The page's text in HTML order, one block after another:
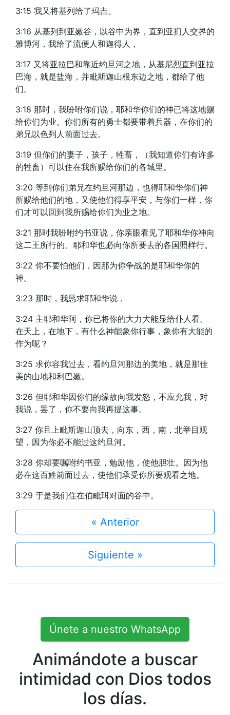
3:15 我又将基列给了玛吉。
3:16 从基列到亚嫩谷，以谷中为界，直到亚扪人交界的
雅博河，我给了流便人和迦得人，
3:17 又将亚拉巴和靠近约旦河之地，从基尼烈直到亚拉
巴海，就是盐海，并毗斯迦山根东边之地，都给了他
们。
3:18 那时，我吩咐你们说，耶和华你们的神已将这地赐
给你们为业。你们所有的勇士都要带着兵器，在你们的
弟兄以色列人前面过去。
3:19 但你们的妻子，孩子，牲畜，（我知道你们有许多
的牲畜）可以住在我所赐给你们的各城里。
3:20 等到你们弟兄在约旦河那边，也得耶和华你们神
所赐给他们的地，又使他们得享平安，与你们一样，你
们才可以回到我所赐给你们为业之地。
3:21 那时我吩咐约书亚说，你亲眼看见了耶和华你神向
这二王所行的。耶和华也必向你所要去的各国照样行。
3:22 你不要怕他们，因那为你争战的是耶和华你的
神。
3:23 那时，我恳求耶和华说，
3:24 主耶和华阿，你已将你的大力大能显给仆人看。
在天上，在地下，有什么神能象你行事，象你有大能的
作为呢？
3:25 求你容我过去，看约旦河那边的美地，就是那佳
美的山地和利巴嫩。
3:26 但耶和华因你们的缘故向我发怒，不应允我，对
我说，罢了，你不要向我再提这事。
3:27 你且上毗斯迦山顶去，向东，西，南，北举目观
望，因为你必不能过这约旦河。
3:28 你却要嘱咐约书亚，勉励他，使他胆壮。因为他
必在这百姓前面过去，使他们承受你所要观看之地。
3:29 于是我们住在伯毗珥对面的谷中。
« Anterior
Siguiente »
Únete a nuestro WhatsApp
Animándote a buscar
intimidad con Dios todos
los días.